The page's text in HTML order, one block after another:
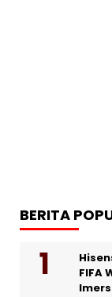
BERITA
FIFA